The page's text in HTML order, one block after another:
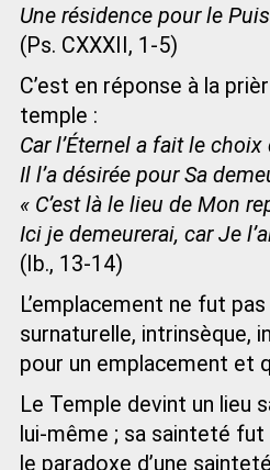
Une résidence pour le
(Ps. CXXXII, 1-5)
C’est en réponse à la
temple :
Car l’Éternel a fait le choix
Il l’a désirée pour Sa
« C’est là le lieu de Mon
Ici je demeurerai, car Je
(Ib., 13-14)
L’emplacement ne fut
surnaturelle, intrinsèque,
pour un emplacement et
Le Temple devint un lieu
lui-même ; sa sainteté
le paradoxe d’une